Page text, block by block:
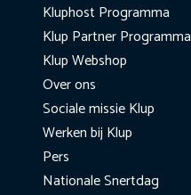
Kluphost Programma
Klup Partner Programma
Klup Webshop
Over ons
Sociale missie Klup
Werken bij Klup
Pers
Nationale Snertdag